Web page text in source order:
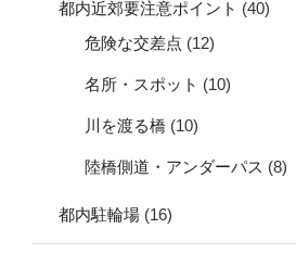
都内近郊要注意ポイント (40)
危険な交差点 (12)
名所・スポット (10)
川を渡る橋 (10)
陸橋側道・アンダーパス (8)
都内駐輪場 (16)